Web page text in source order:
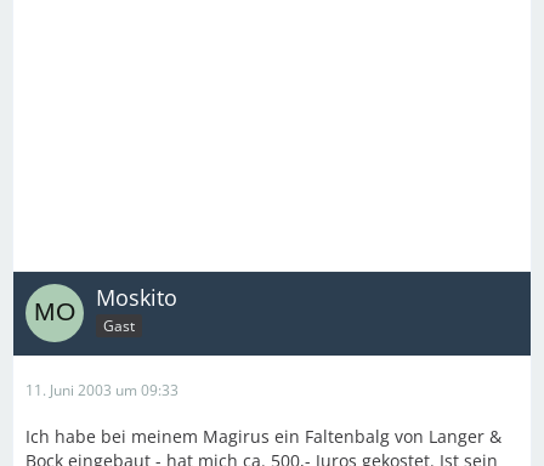
Moskito
Gast
11. Juni 2003 um 09:33
Ich habe bei meinem Magirus ein Faltenbalg von Langer &
Bock eingebaut - hat mich ca. 500,- Juros gekostet. Ist sein